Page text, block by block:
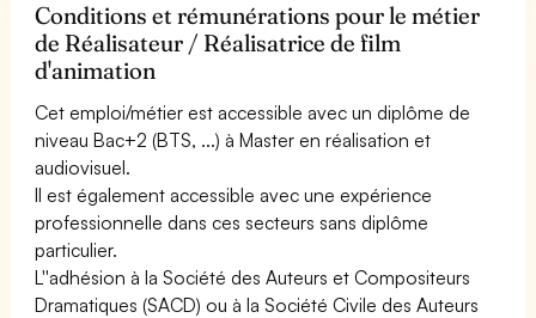
Conditions et rémunérations pour le métier
de Réalisateur / Réalisatrice de film
d'animation
Cet emploi/métier est accessible avec un diplôme de
niveau Bac+2 (BTS, ...) à Master en réalisation et
audiovisuel.
Il est également accessible avec une expérience
professionnelle dans ces secteurs sans diplôme
particulier.
L''adhésion à la Société des Auteurs et Compositeurs
Dramatiques (SACD) ou à la Société Civile des Auteurs